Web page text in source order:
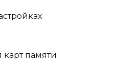
карт памяти